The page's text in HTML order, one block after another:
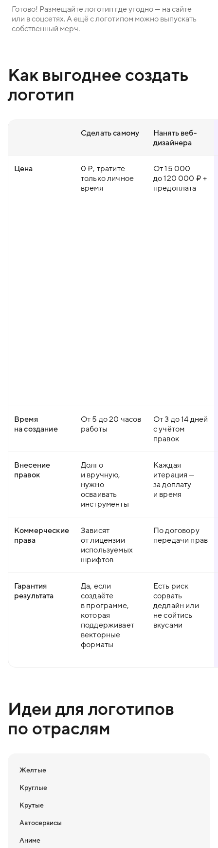
Готово! Размещайте логотип где угодно — на сайте
или в соцсетях. А ещё с логотипом можно выпускать
собственный мерч.
Как выгоднее создать
логотип
Сделать самому
Нанять веб-
дизайнера
Цена
0 ₽, тратите
только личное
время
От 15 000
до 120 000 ₽ +
предоплата
Время
на создание
От 5 до 20 часов
работы
От 3 до 14 дней
с учётом
правок
Внесение
правок
Долго
и вручную,
нужно
осваивать
инструменты
Каждая
итерация —
за доплату
и время
Коммерческие
права
Зависят
от лицензии
используемых
шрифтов
По договору
передачи прав
Гарантия
результата
Да, если
создаёте
в программе,
которая
поддерживает
векторные
форматы
Есть риск
сорвать
дедлайн или
не сойтись
вкусами
Идеи для логотипов
по отраслям
Желтые
Круглые
Крутые
Автосервисы
Аниме